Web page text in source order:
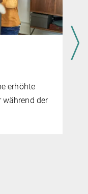
erhöhte
während der